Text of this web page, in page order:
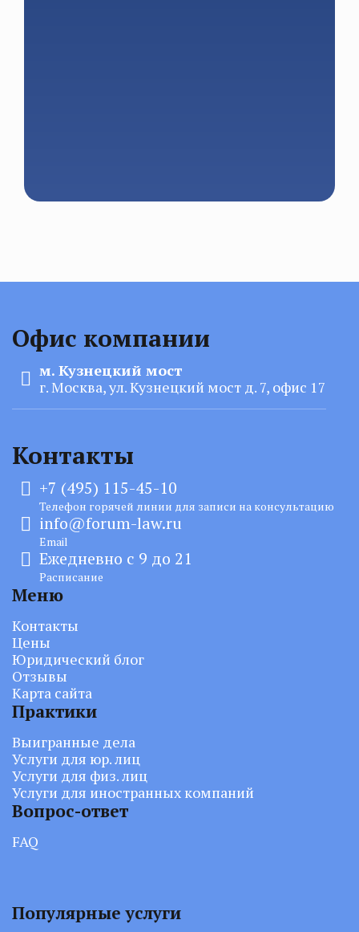
Офис компании
м. Кузнецкий мост
г. Москва, ул. Кузнецкий мост д. 7, офис 17
Контакты
+7 (495) 115-45-10
Телефон горячей линии для записи на консультацию
info@forum-law.ru
Email
Ежедневно с 9 до 21
Расписание
Меню
Контакты
Цены
Юридический блог
Отзывы
Карта сайта
Практики
Выигранные дела
Услуги для юр. лиц
Услуги для физ. лиц
Услуги для иностранных компаний
Вопрос-ответ
FAQ
Популярные услуги